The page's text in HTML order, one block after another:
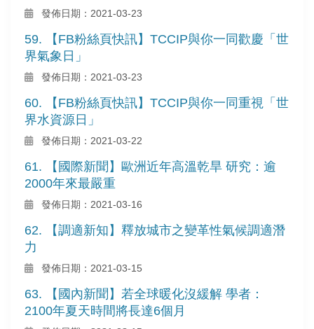
發佈日期：2021-03-23
59. 【FB粉絲頁快訊】TCCIP與你一同歡慶「世
界氣象日」
發佈日期：2021-03-23
60. 【FB粉絲頁快訊】TCCIP與你一同重視「世
界水資源日」
發佈日期：2021-03-22
61. 【國際新聞】歐洲近年高溫乾旱 研究：逾
2000年來最嚴重
發佈日期：2021-03-16
62. 【調適新知】釋放城市之變革性氣候調適潛
力
發佈日期：2021-03-15
63. 【國內新聞】若全球暖化沒緩解 學者：
2100年夏天時間將長達6個月